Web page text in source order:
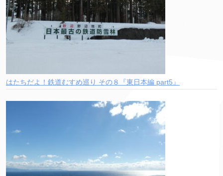
はたちだよ！鉄道むすめ巡り その８『東日本編 part5』